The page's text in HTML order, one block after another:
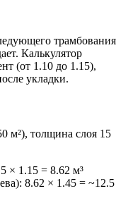
трамбования
Калькулятор
(от 1.10 до 1.15),
укладки.
м²), толщина слоя 15
× 1.15 = 8.62 м³
8.62 × 1.45 = ~12.5